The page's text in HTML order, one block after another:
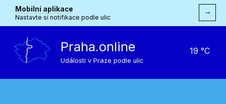
Mobilní aplikace
Nastavte si notifikace podle ulic
→
Praha.online
Události v Praze podle ulic
19 °C